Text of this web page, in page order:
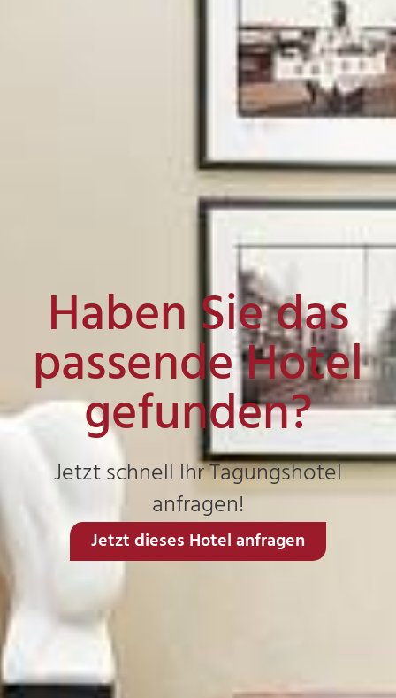
Haben Sie das
passende Hotel
gefunden?
Jetzt schnell Ihr Tagungshotel
anfragen!
Jetzt dieses Hotel anfragen